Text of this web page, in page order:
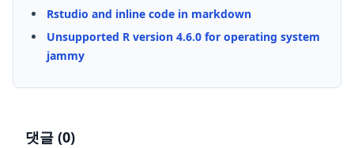
Rstudio and inline code in markdown
Unsupported R version 4.6.0 for operating system
jammy
댓글 (0)